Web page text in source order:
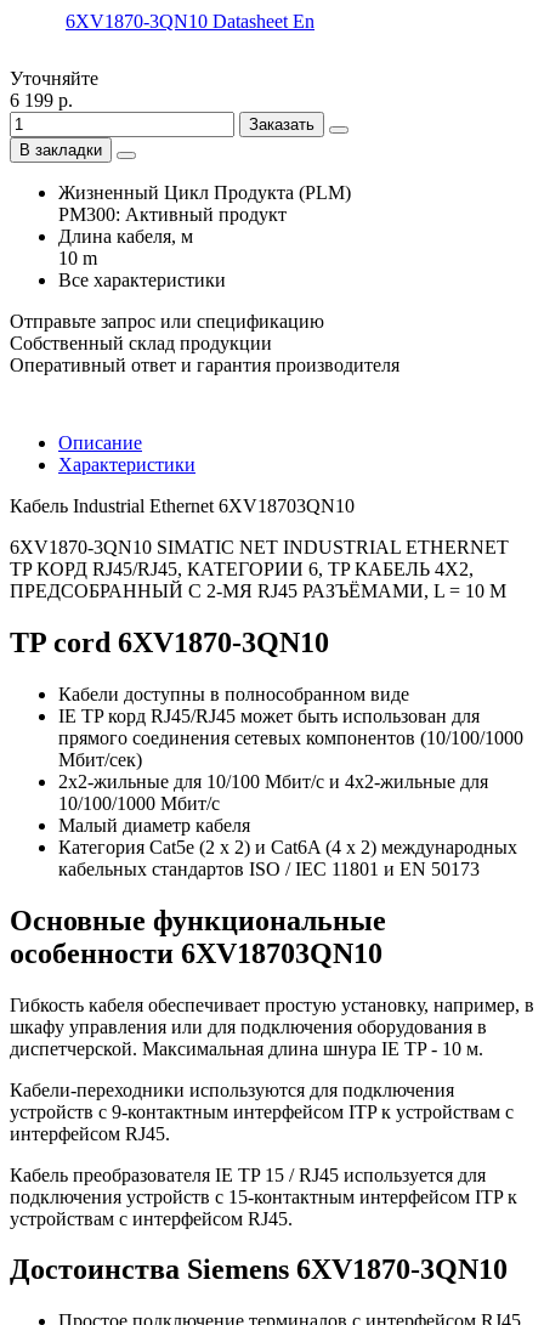
6XV1870-3QN10 Datasheet En
Уточняйте
6 199 р.
Заказать
В закладки
Жизненный Цикл Продукта (PLM)
PM300: Активный продукт
Длина кабеля, м
10 m
Все характеристики
Отправьте запрос или спецификацию
Собственный склад продукции
Оперативный ответ и гарантия производителя
Описание
Характеристики
Кабель Industrial Ethernet 6XV18703QN10
6XV1870-3QN10 SIMATIC NET INDUSTRIAL ETHERNET
TP КОРД RJ45/RJ45, КАТЕГОРИИ 6, TP КАБЕЛЬ 4X2,
ПРЕДСОБРАННЫЙ С 2-МЯ RJ45 РАЗЪЁМАМИ, L = 10 M
TP cord 6XV1870-3QN10
Кабели доступны в полнособранном виде
IE TP корд RJ45/RJ45 может быть использован для
прямого соединения сетевых компонентов (10/100/1000
Mбит/сек)
2x2-жильные для 10/100 Мбит/с и 4x2-жильные для
10/100/1000 Мбит/с
Малый диаметр кабеля
Категория Cat5e (2 x 2) и Cat6A (4 x 2) международных
кабельных стандартов ISO / IEC 11801 и EN 50173
Основные функциональные
особенности 6XV18703QN10
Гибкость кабеля обеспечивает простую установку, например, в
шкафу управления или для подключения оборудования в
диспетчерской. Максимальная длина шнура IE TP - 10 м.
Кабели-переходники используются для подключения
устройств с 9-контактным интерфейсом ITP к устройствам с
интерфейсом RJ45.
Кабель преобразователя IE TP 15 / RJ45 используется для
подключения устройств с 15-контактным интерфейсом ITP к
устройствам с интерфейсом RJ45.
Достоинства Siemens 6XV1870-3QN10